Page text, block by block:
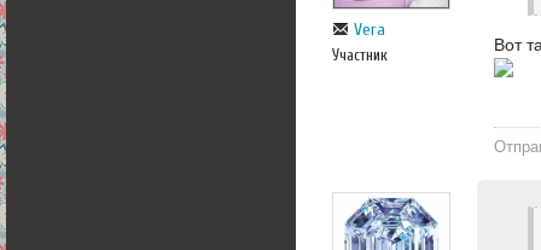
Vera
Участник
Вот